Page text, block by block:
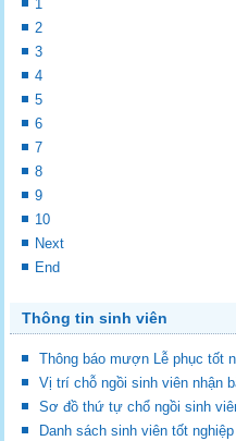
1
2
3
4
5
6
7
8
9
10
Next
End
Thông tin sinh viên
Thông báo mượn Lễ phục tốt
Vị trí chỗ ngồi sinh viên nhận
Sơ đồ thứ tự chổ ngồi sinh
Danh sách sinh viên tốt